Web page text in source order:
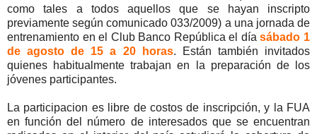
como tales a todos aquellos que se hayan inscripto
previamente según comunicado 033/2009) a una jornada de
entrenamiento en el Club Banco República el díasábado 1
de agosto de 15 a 20 horas. Están también invitados
quienes habitualmente trabajan en la preparación de los
jóvenes participantes.
La participacion es libre de costos de inscripción, y la FUA
en función del número de interesados que se encuentran